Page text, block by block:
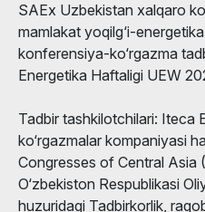
SAEx Uzbekistan xalqaro
mamlakat yoqilg‘i-
konferensiya-ko‘rgazma
Energetika Haftaligi UEW
Tadbir tashkilotchilari: Iteca
ko‘rgazmalar kompaniyasi
Congresses of Central Asia
O‘zbekiston Respublikasi
huzuridagi Tadbirkorlik,